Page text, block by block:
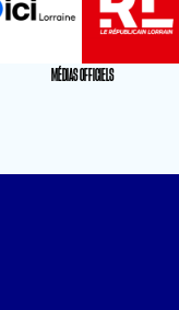
MÉDIAS OFFICIELS